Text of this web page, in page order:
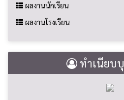
ผลงานนักเรียน
ผลงานโรงเรียน
ทำเนียบ